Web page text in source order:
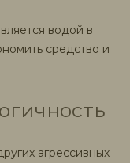
водой в
средство и
агрессивных